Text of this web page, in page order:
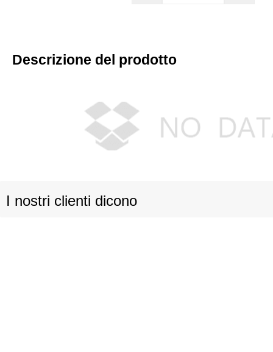
Descrizione del prodotto
I nostri clienti dicono